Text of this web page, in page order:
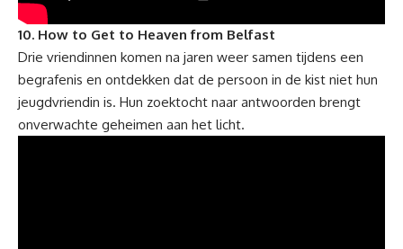
10. How to Get to Heaven from Belfast
Drie vriendinnen komen na jaren weer samen tijdens een
begrafenis en ontdekken dat de persoon in de kist niet hun
jeugdvriendin is. Hun zoektocht naar antwoorden brengt
onverwachte geheimen aan het licht.